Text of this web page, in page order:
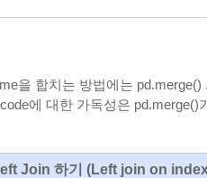
을 합치는 방법에는
에 대한 가독성은 pd.merge()
Join 하기 (Left join on